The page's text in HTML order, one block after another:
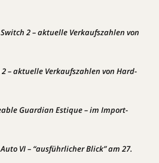
2 – aktuelle Verkaufszahlen von
– aktuelle Verkaufszahlen von Hard-
Guardian Estique – im Import-
VI – “ausführlicher Blick” am 27.